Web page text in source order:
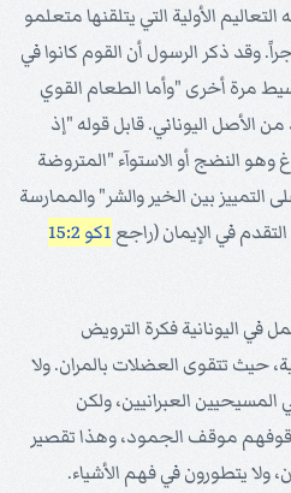
الأولية التي يتلقنها متعلمو
وقد ذكر الرسول أن القوم كانوا في
مرة أخرى "وأما الطعام القوي
الأصل اليوناني. قابل قوله "إذ
النضج أو الاستوآء "المتروضة
بين الخير والشر" والممارسة
في الإيمان (راجع 1كو 15:2
في اليونانية فكرة الترويض
حيث تتقوى العضلات بالمران. ولا
العبرانيين، ولكن
موقف الجمود، وهذا تقصير
ولا يتطورون في فهم الأشياء.